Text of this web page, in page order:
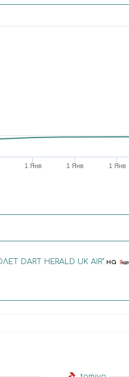
1 Янв 1 Янв 1 Янв
DART HERALD UK AIR"на